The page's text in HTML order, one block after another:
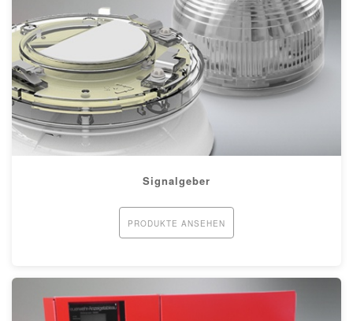
Signalgeber
PRODUKTE ANSEHEN